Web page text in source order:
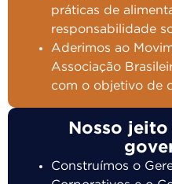
práticas de
responsabilidade
Aderimos ao
Associação
com o objetivo de
Nosso
Construímos o